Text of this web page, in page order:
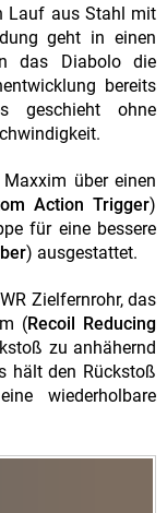
Lauf aus Stahl mit
geht in einen
das Diabolo die
bereits
ohne
über einen
Action Trigger)
für eine bessere
) ausgestattet.
Zielfernrohr, das
(Recoil Reducing
zu anhähernd
hält den Rückstoß
wiederholbare